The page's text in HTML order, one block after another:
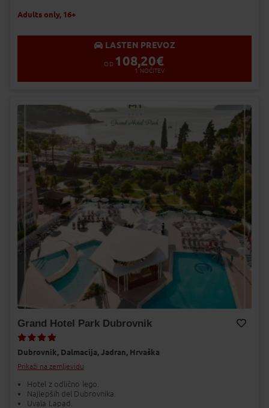
Adults only, 16+
LASTEN PREVOZ
OD 108,20€
1 NOČITEV
Grand Hotel Park Dubrovnik
Dubrovnik, Dalmacija, Jadran, Hrvaška
Prikaži na zemljevidu
Hotel z odlično lego.
Najlepših del Dubrovnika.
Uvala Lapad.